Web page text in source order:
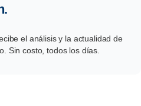
el análisis y la actualidad de
Sin costo, todos los días.